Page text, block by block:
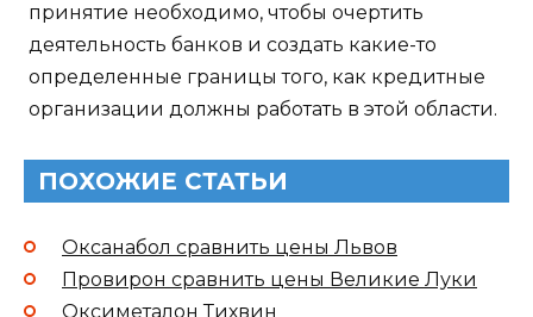
принятие необходимо, чтобы очертить
деятельность банков и создать какие-то
определенные границы того, как кредитные
организации должны работать в этой области.
ПОХОЖИЕ СТАТЬИ
Оксанабол сравнить цены Львов
Провирон сравнить цены Великие Луки
Оксиметалон Тихвин